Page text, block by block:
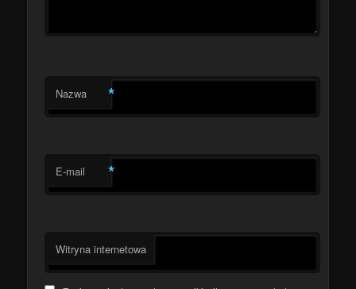
Nazwa *
E-mail *
Witryna internetowa